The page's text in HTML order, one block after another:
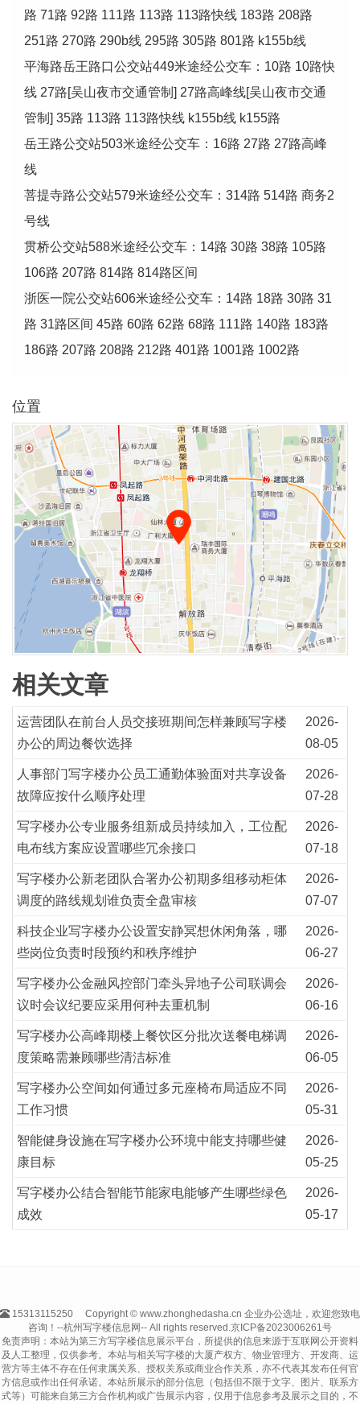
路 71路 92路 111路 113路 113路快线 183路 208路
251路 270路 290b线 295路 305路 801路 k155b线
平海路岳王路口公交站449米途经公交车：10路 10路快
线 27路[吴山夜市交通管制] 27路高峰线[吴山夜市交通
管制] 35路 113路 113路快线 k155b线 k155路
岳王路公交站503米途经公交车：16路 27路 27路高峰
线
菩提寺路公交站579米途经公交车：314路 514路 商务2
号线
贯桥公交站588米途经公交车：14路 30路 38路 105路
106路 207路 814路 814路区间
浙医一院公交站606米途经公交车：14路 18路 30路 31
路 31路区间 45路 60路 62路 68路 111路 140路 183路
186路 207路 208路 212路 401路 1001路 1002路
位置
相关文章
运营团队在前台人员交接班期间怎样兼顾写字楼
办公的周边餐饮选择
2026-
08-05
人事部门写字楼办公员工通勤体验面对共享设备
故障应按什么顺序处理
2026-
07-28
写字楼办公专业服务组新成员持续加入，工位配
电布线方案应设置哪些冗余接口
2026-
07-18
写字楼办公新老团队合署办公初期多组移动柜体
调度的路线规划谁负责全盘审核
2026-
07-07
科技企业写字楼办公设置安静冥想休闲角落，哪
些岗位负责时段预约和秩序维护
2026-
06-27
写字楼办公金融风控部门牵头异地子公司联调会
议时会议纪要应采用何种去重机制
2026-
06-16
写字楼办公高峰期楼上餐饮区分批次送餐电梯调
度策略需兼顾哪些清洁标准
2026-
06-05
写字楼办公空间如何通过多元座椅布局适应不同
工作习惯
2026-
05-31
智能健身设施在写字楼办公环境中能支持哪些健
康目标
2026-
05-25
写字楼办公结合智能节能家电能够产生哪些绿色
成效
2026-
05-17
15313115250
Copyright © www.zhonghedasha.cn 企业办公选址，欢迎您致电
咨询！--杭州写字楼信息网-- All rights reserved.京ICP备2023006261号
免责声明：本站为第三方写字楼信息展示平台，所提供的信息来源于互联网公开资料
及人工整理，仅供参考。本站与相关写字楼的大厦产权方、物业管理方、开发商、运
营方等主体不存在任何隶属关系、授权关系或商业合作关系，亦不代表其发布任何官
方信息或作出任何承诺。本站所展示的部分信息（包括但不限于文字、图片、联系方
式等）可能来自第三方合作机构或广告展示内容，仅用于信息参考及展示之目的，不